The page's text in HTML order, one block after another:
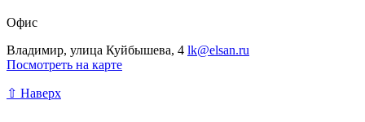
Офис
Владимир, улица Куйбышева, 4 lk@elsan.ru
Посмотреть на карте
⇧ Наверх